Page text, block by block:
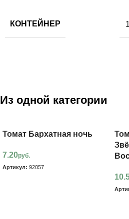
КОНТЕЙНЕР
Из одной категории
Томат Бархатная ночь
7.20руб.
Артикул: 92057